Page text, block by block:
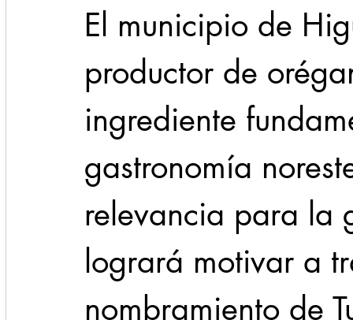
El municipio de
productor de
ingrediente
gastronomía
relevancia para la
logrará motivar a
nombramiento de